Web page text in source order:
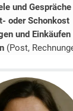
und Gespräche
oder Schonkost
und Einkäufen
(Post,